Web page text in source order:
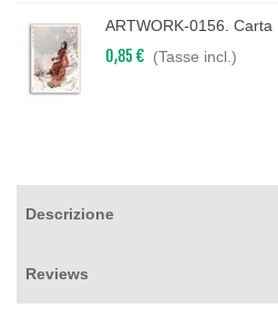
ARTWORK-0156. Carta
0,85 € (Tasse incl.)
Descrizione
Reviews